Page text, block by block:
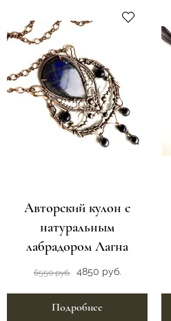
Авторский кулон с
натуральным
лабрадором Лагна
6550 руб. 4850 руб.
Подробнее